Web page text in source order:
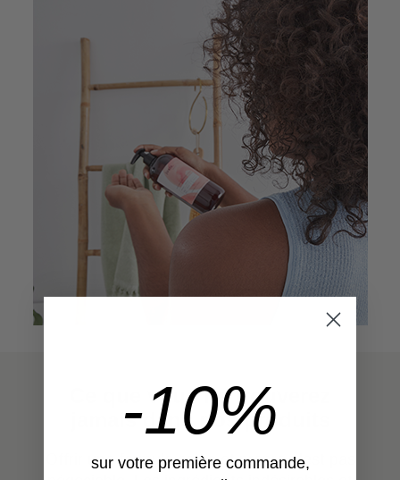
Ce que vous ne trouverez
jamais dans nos produits
Offrir une formule saine et propre n'est pas
-10%
sur votre première commande,